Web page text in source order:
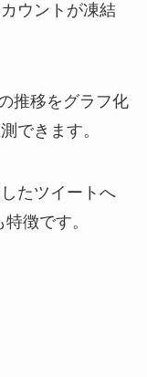
ウントが凍結
推移をグラフ化
できます。
たツイートへ
徴です。